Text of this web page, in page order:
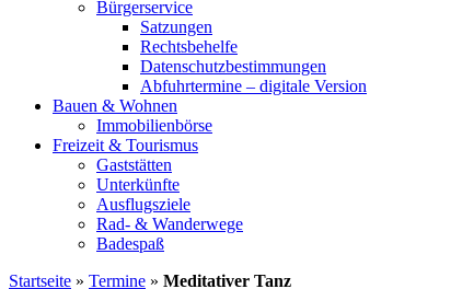
Bürgerservice
Satzungen
Rechtsbehelfe
Datenschutzbestimmungen
Abfuhrtermine – digitale Version
Bauen & Wohnen
Immobilienbörse
Freizeit & Tourismus
Gaststätten
Unterkünfte
Ausflugsziele
Rad- & Wanderwege
Badespaß
Startseite » Termine » Meditativer Tanz